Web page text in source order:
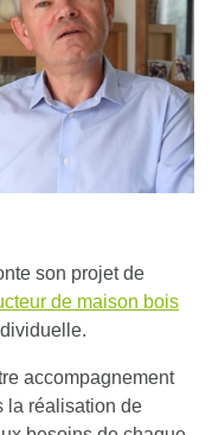
son projet de
de maison bois
accompagnement
la réalisation de